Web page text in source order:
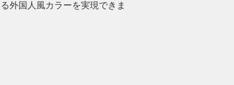
外国人風カラーを実現できま